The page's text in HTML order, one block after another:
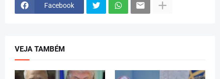
Facebook
VEJA TAMBÉM